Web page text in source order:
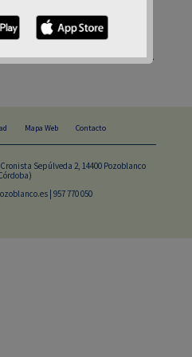
Siguiente→
Mapa Web Contacto
Sepúlveda 2, 14400 Pozoblanco
| 957 770 050